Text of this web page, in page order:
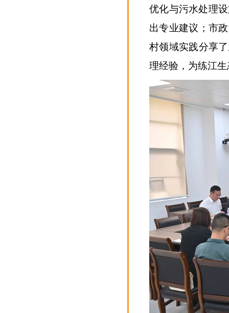
优化与污水处理
出专业建议；市
村领域实践分享
理经验，为练江